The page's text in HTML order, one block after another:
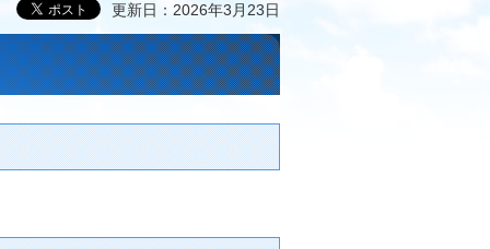
更新日：2026年3月23日